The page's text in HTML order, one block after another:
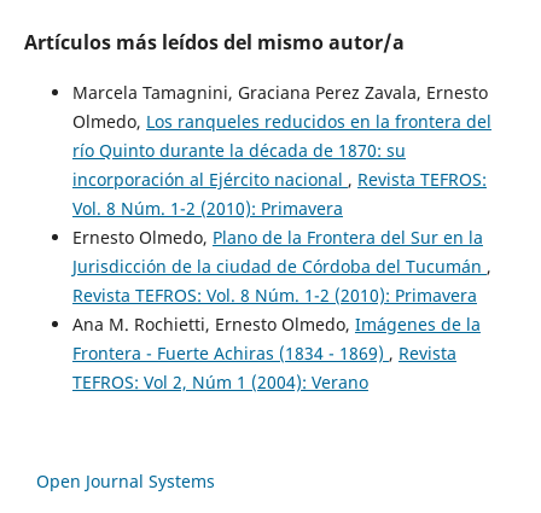
Artículos más leídos del mismo autor/a
Marcela Tamagnini, Graciana Perez Zavala, Ernesto
Olmedo, Los ranqueles reducidos en la frontera del
río Quinto durante la década de 1870: su
incorporación al Ejército nacional , Revista TEFROS:
Vol. 8 Núm. 1-2 (2010): Primavera
Ernesto Olmedo, Plano de la Frontera del Sur en la
Jurisdicción de la ciudad de Córdoba del Tucumán ,
Revista TEFROS: Vol. 8 Núm. 1-2 (2010): Primavera
Ana M. Rochietti, Ernesto Olmedo, Imágenes de la
Frontera - Fuerte Achiras (1834 - 1869) , Revista
TEFROS: Vol 2, Núm 1 (2004): Verano
Open Journal Systems